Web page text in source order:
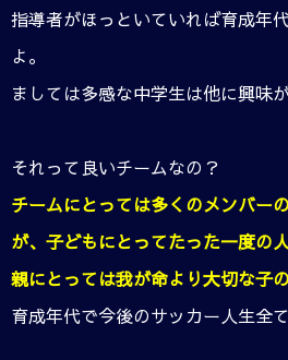
指導者がほっといていれば育成年
よ。
ましては多感な中学生は他に興味
それって良いチームなの？
チームにとっては多くのメンバー
が、子どもにとってたった一度の人
親にとっては我が命より大切な子
育成年代で今後のサッカー人生全て